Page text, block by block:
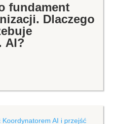
fundament
Dlaczego
AI?